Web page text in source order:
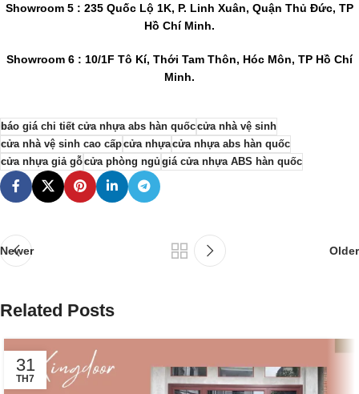
Showroom 5 : 235 Quốc Lộ 1K, P. Linh Xuân, Quận Thủ Đức, TP
Hồ Chí Minh.
Showroom 6 : 10/1F Tô Kí, Thới Tam Thôn, Hóc Môn, TP Hồ Chí
Minh.
báo giá chi tiết cửa nhựa abs hàn quốccửa nhà vệ sinh
cửa nhà vệ sinh cao cấpcửa nhựacửa nhựa abs hàn quốc
cửa nhựa giả gỗcửa phòng ngủ giá cửa nhựa ABS hàn quốc
Newer Older
Related Posts
31
TH7